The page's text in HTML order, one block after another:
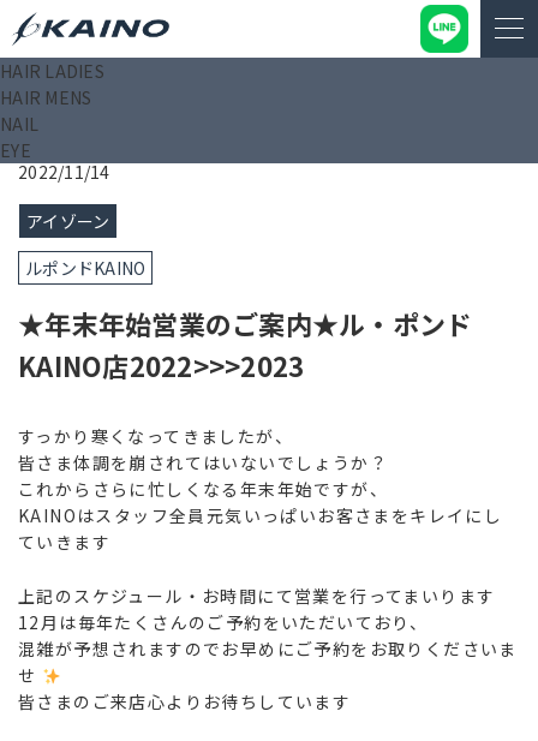
HAIR LADIES
HAIR MENS
NAIL
EYE
KAINO－カイノ－【公式サイト】
ご案内★ル・ポンドKAINO店2022>>>2023
2022/11/14
アイゾーン
ルポンドKAINO
★年末年始営業のご案内★ル・ポンド
KAINO店2022>>>2023
すっかり寒くなってきましたが、
皆さま体調を崩されてはいないでしょうか？
これからさらに忙しくなる年末年始ですが、
KAINOはスタッフ全員元気いっぱいお客さまをキレイにし
ていきます
上記のスケジュール・お時間にて営業を行ってまいります
12月は毎年たくさんのご予約をいただいており、
混雑が予想されますのでお早めにご予約をお取りくださいま
せ
皆さまのご来店心よりお待ちしています